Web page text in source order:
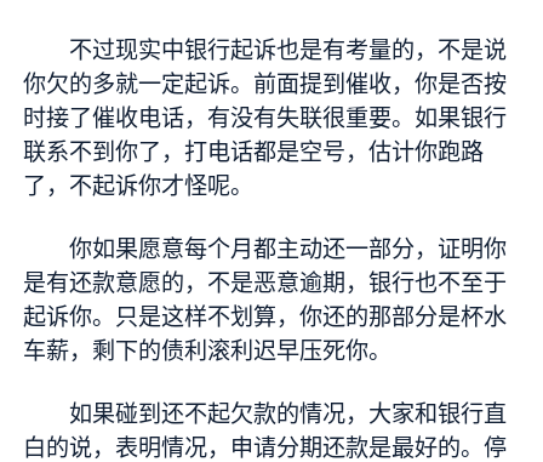
不过现实中银行起诉也是有考量的，不是说
你欠的多就一定起诉。前面提到催收，你是否按
时接了催收电话，有没有失联很重要。如果银行
联系不到你了，打电话都是空号，估计你跑路
了，不起诉你才怪呢。
你如果愿意每个月都主动还一部分，证明你
是有还款意愿的，不是恶意逾期，银行也不至于
起诉你。只是这样不划算，你还的那部分是杯水
车薪，剩下的债利滚利迟早压死你。
如果碰到还不起欠款的情况，大家和银行直
白的说，表明情况，申请分期还款是最好的。停